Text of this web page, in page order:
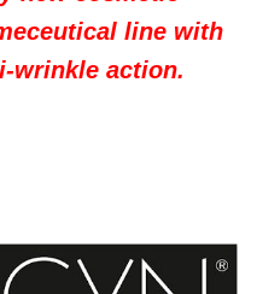
line with
wrinkle action.